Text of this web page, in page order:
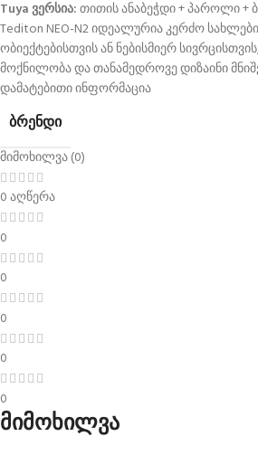
Tuya ვერსია:თითის ანაბეჭდი + პაროლი +
Tediton NEO-N2 იდეალურია კერძო
ობიექტებისთვის ან ნებისმიერ
მოქნილობა და თანამედროვე დიზაინი
დამატებითი ინფორმაცია
ᲑᲠᲔᲜᲓᲘ
მიმოხილვა (0)
0 აღწერა
0
0
0
0
0
მიმოხილვა